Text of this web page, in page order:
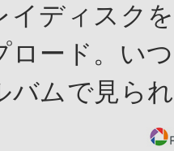
イディスク
ロード。い
バムで見ら